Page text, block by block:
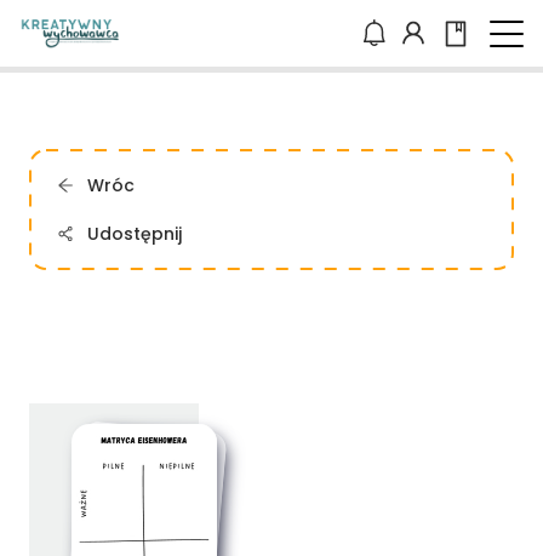
Wróc
Udostępnij